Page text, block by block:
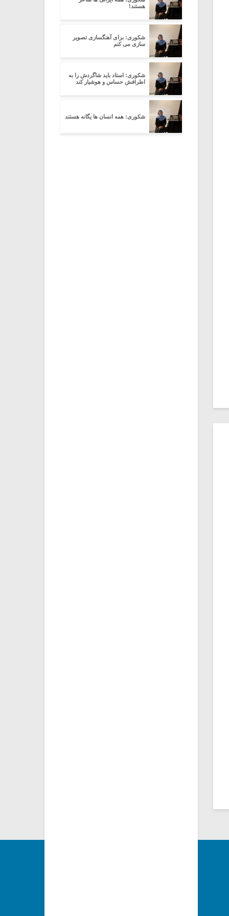
هستند!
شکوری: برای آهنگسازی تصویر
سازی می کنم
شکوری: استاد باید شاگردش را به
اطرافش حساس و هوشیار کند
شکوری: همه انسان ها یگانه هستند